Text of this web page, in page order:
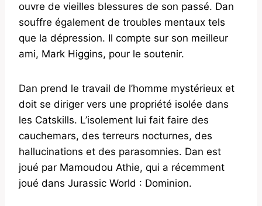
ouvre de vieilles blessures de son passé. Dan
souffre également de troubles mentaux tels
que la dépression. Il compte sur son meilleur
ami, Mark Higgins, pour le soutenir.
Dan prend le travail de l’homme mystérieux et
doit se diriger vers une propriété isolée dans
les Catskills. L’isolement lui fait faire des
cauchemars, des terreurs nocturnes, des
hallucinations et des parasomnies. Dan est
joué par Mamoudou Athie, qui a récemment
joué dans Jurassic World : Dominion.